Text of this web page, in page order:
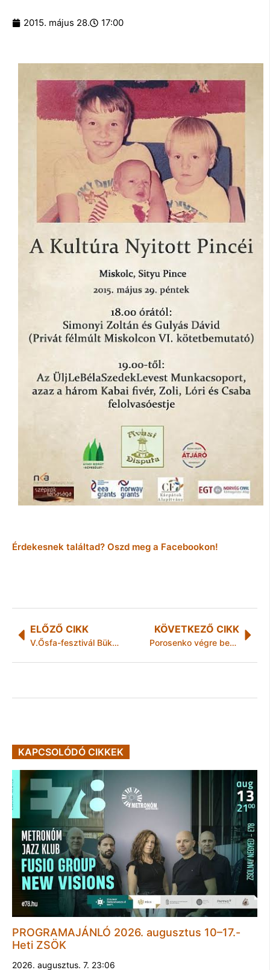
2015. május 28. 17:00
Érdekesnek találtad? Oszd meg a Facebookon!
ELŐZŐ CIKK
V.Ősfa-fesztivál Bükkábrányban
KÖVETKEZŐ CIKK
Porosenko végre bevallotta: Ukrajnában nincsen helye a nemzetiségeknek
KAPCSOLÓDÓ CIKKEK
PROGRAMAJÁNLÓ 2026. augusztus 10–17.-
Heti ZSÖK
2026. augusztus. 7. 23:06